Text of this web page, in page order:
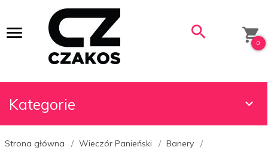
0
Kategorie
Strona główna Wieczór Panieński Banery